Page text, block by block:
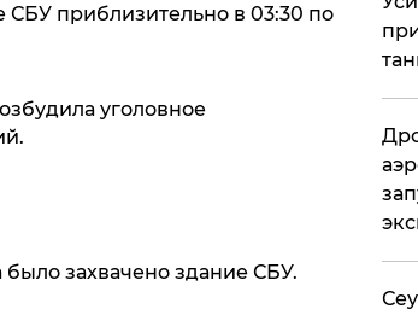
приблизительно в 03:30 по
уголовное
захвачено здание СБУ.